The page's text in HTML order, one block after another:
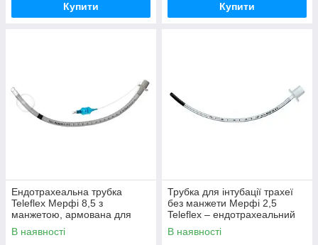
Купити Купити
Ендотрахеальна трубка
Teleflex Мерфі 8,5 з
манжетою, армована для
інтубації
В наявності
Трубка для інтубації трахеї
без манжети Мерфі 2,5
Teleflex – ендотрахеальний
виріб
В наявності